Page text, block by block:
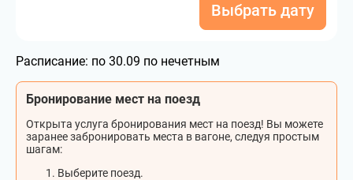
Выбрать дату
Расписание: по 30.09 по нечетным
Бронирование мест на поезд
Открыта услуга бронирования мест на поезд! Вы можете
заранее забронировать места в вагоне, следуя простым
шагам:
Выберите поезд.